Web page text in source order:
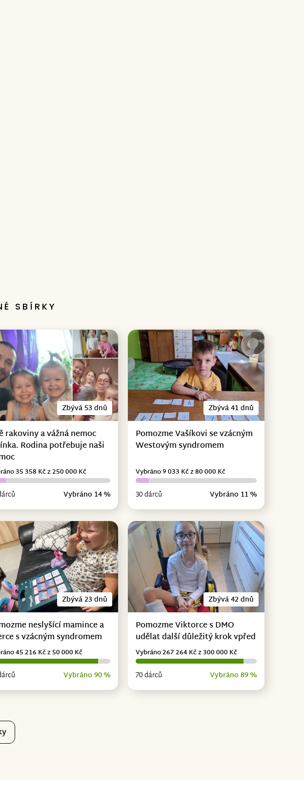
SBÍRKY
Zbývá 53 dnů
rakoviny a vážná nemoc
Rodina potřebuje naši
Vybráno 14 %
35 358 Kč z 250 000 Kč
Zbývá 41 dnů
Pomozme Vašíkovi se vzácným
Westovým syndromem
30 dárců Vybráno 11 %
Vybráno 9 033 Kč z 80 000 Kč
Zbývá 23 dnů
neslyšící mamince a
s vzácným syndromem
Vybráno 90 %
45 216 Kč z 50 000 Kč
Zbývá 42 dnů
Pomozme Viktorce s DMO
udělat další důležitý krok vpřed
70 dárců Vybráno 89 %
Vybráno 267 264 Kč z 300 000 Kč